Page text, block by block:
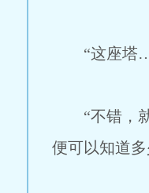
“这座塔
“不错，就
便可以知道